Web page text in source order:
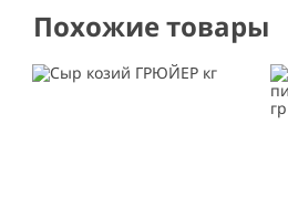
Похожие товары